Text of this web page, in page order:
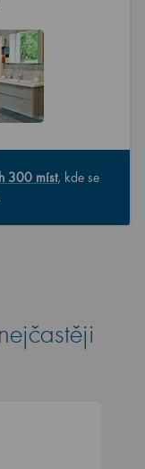
300 míst, kde se